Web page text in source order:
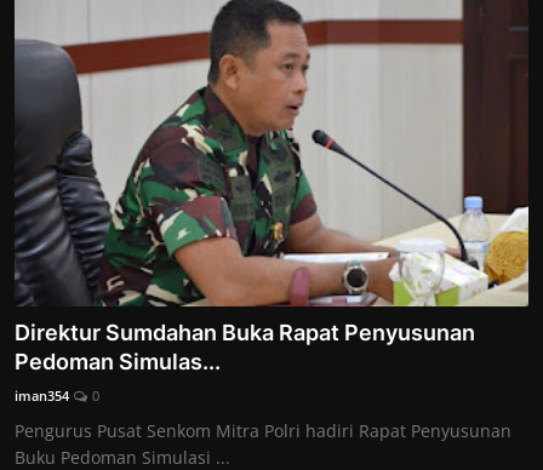
Direktur Sumdahan Buka Rapat Penyusunan
Pedoman Simulas...
iman354 0
Pengurus Pusat Senkom Mitra Polri hadiri Rapat Penyusunan
Buku Pedoman Simulasi ...